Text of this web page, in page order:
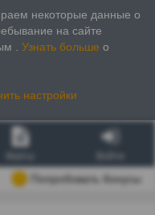
некоторые данные о
на сайте
Узнать больше о
настройки
Попробовать бонусы